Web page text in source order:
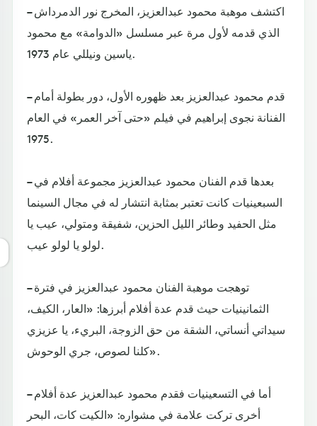
– اكتشف موهبة محمود عبدالعزيز، المخرج نور الدمرداش
الذي قدمه لأول مرة عبر مسلسل «الدوامة» مع محمود
ياسين ونيللي عام 1973.
– قدم محمود عبدالعزيز بعد ظهوره الأول، دور بطولة أمام
الفنانة نجوى إبراهيم في فيلم «حتى آخر العمر» في العام
1975.
– بعدها قدم الفنان محمود عبدالعزيز مجموعة أفلام في
السبعينيات كانت تعتبر بمثابة انتشار له في مجال السينما
مثل الحفيد وطائر الليل الحزين، شفيقة ومتولي، عيب يا
لولو يا لولو عيب.
– توهجت موهبة الفنان محمود عبدالعزيز في فترة
الثمانينيات حيث قدم عدة أفلام أبرزها: «العار، الكيف،
سيداتي أنساتي، الشقة من حق الزوجة، البريء، يا عزيزي
كلنا لصوص، جري الوحوش».
– أما في التسعينيات فقدم محمود عبدالعزيز عدة أفلام
أخرى تركت علامة في مشواره: «الكيت كات، البحر